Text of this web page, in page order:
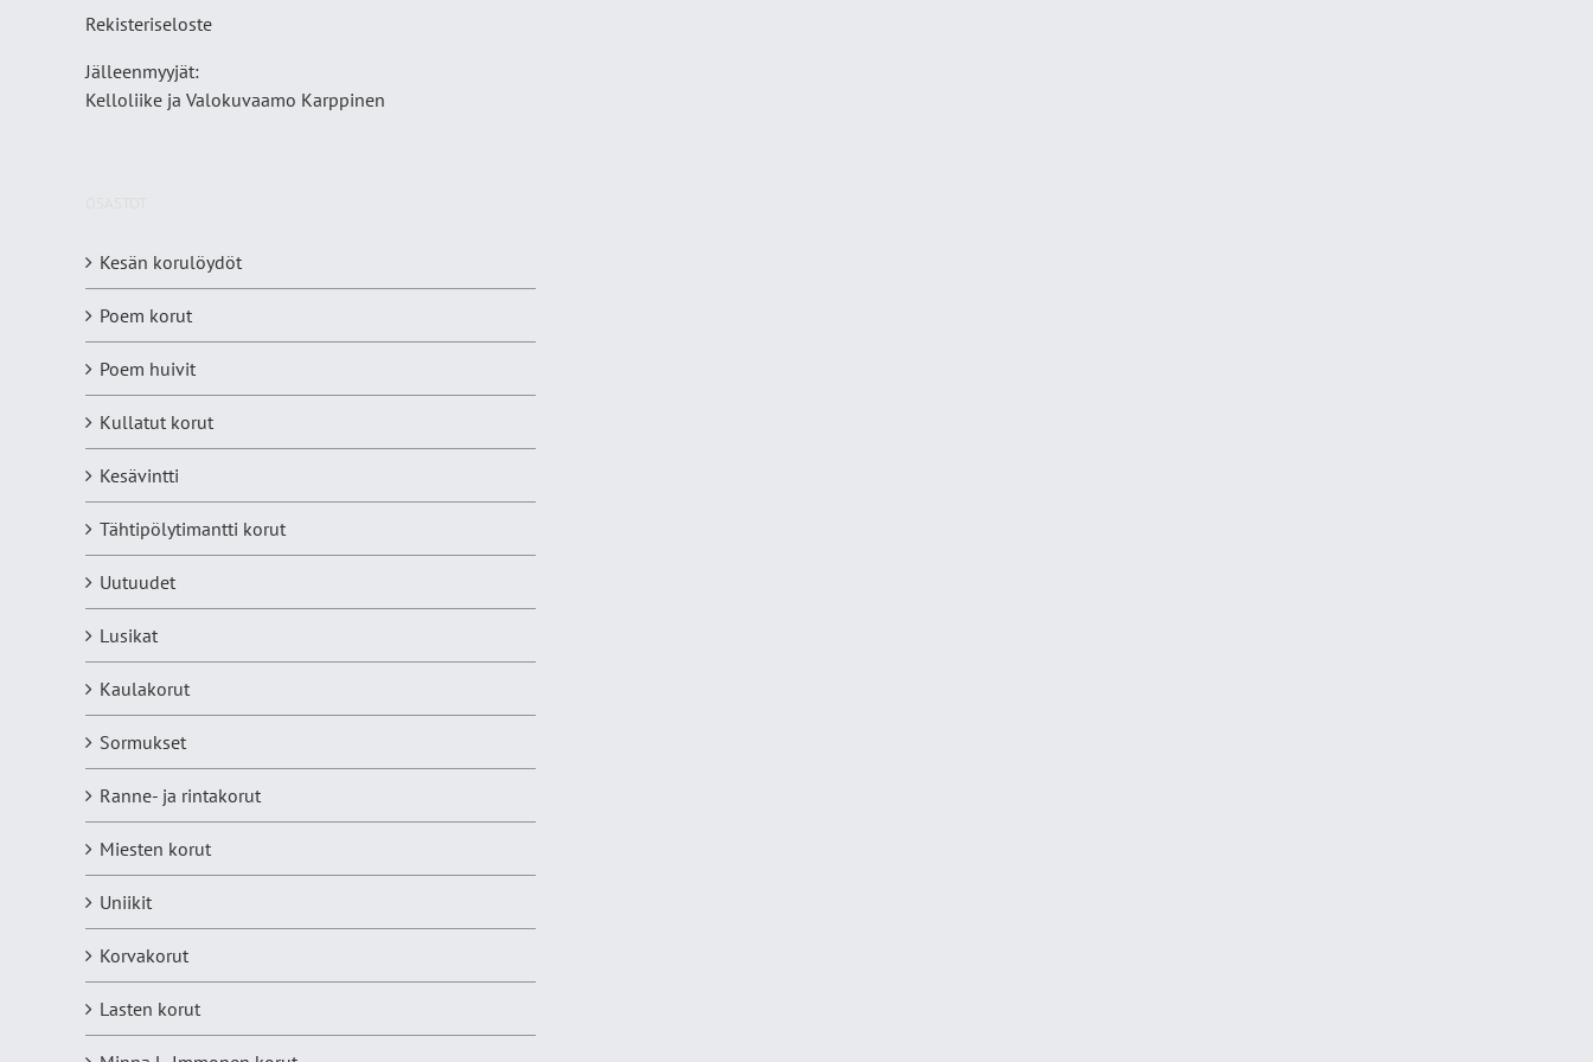
Rekisteriseloste
Jälleenmyyjät:
Kelloliike ja Valokuvaamo Karppinen
Kesän korulöydöt
Poem korut
Poem huivit
Kullatut korut
Kesävintti
Tähtipölytimantti korut
Uutuudet
Lusikat
Kaulakorut
Sormukset
Ranne- ja rintakorut
Miesten korut
Uniikit
Korvakorut
Lasten korut